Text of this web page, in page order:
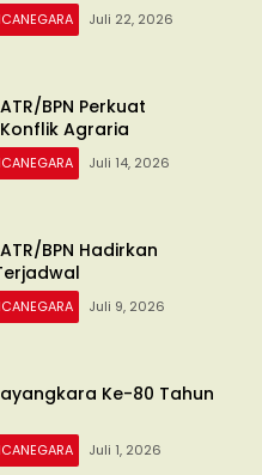
Juli 22, 2026
BPN Perkuat
Agraria
Juli 14, 2026
BPN Hadirkan
Juli 9, 2026
Ke-80 Tahun
Juli 1, 2026